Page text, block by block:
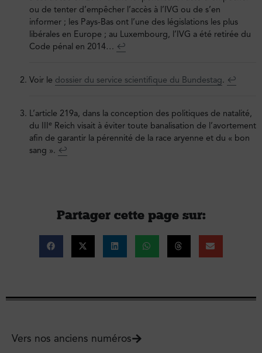
ou de tenter d’empêcher l’accès à l’IVG ou de s’en
informer ; les Pays-Bas ont l’une des législations les plus
libérales en Europe ; au Luxembourg, l’IVG a été retirée du
Code pénal en 2014… ↩︎
Voir le dossier du service scientifique du Bundestag. ↩︎
L’article 219a, dans la conception des politiques de natalité,
du IIIe Reich visait à éviter toute banalisation de l’avortement
afin de garantir la pérennité de la race aryenne et du « bon
sang ». ↩︎
Partager cette page sur :
Vers nos anciens numéros